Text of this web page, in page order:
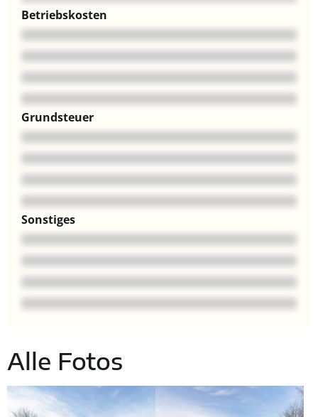
Betriebskosten
Grundsteuer
Sonstiges
Alle Fotos